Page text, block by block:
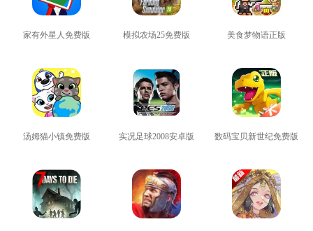
家有外星人免费版 模拟农场25免费版 美食梦物语正版
汤姆猫小镇免费版 实况足球2008安卓版 数码宝贝新世纪免费版